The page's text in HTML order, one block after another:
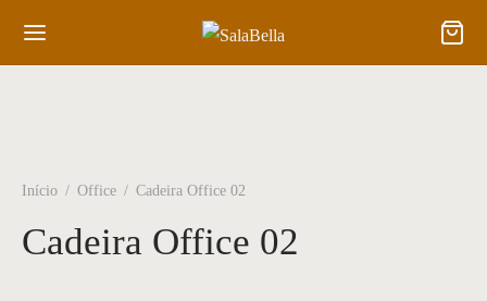
Início / Office / Cadeira Office 02
Cadeira Office 02